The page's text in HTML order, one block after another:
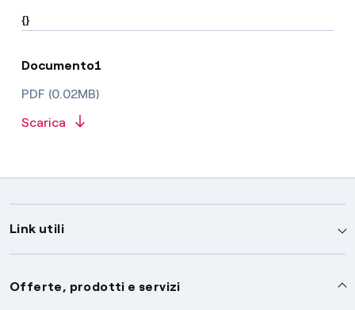
{}
Documento1
PDF (0.02MB)
Scarica
Link utili
Assistenza
Offerte, prodotti e servizi